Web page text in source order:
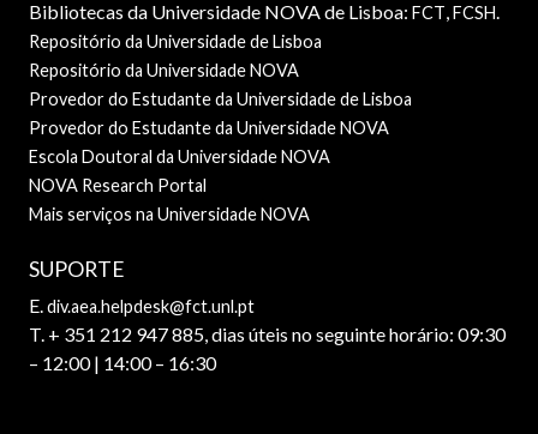
Bibliotecas da Universidade NOVA de Lisboa: FCT,FCSH.
Repositório da Universidade de Lisboa
Repositório da Universidade NOVA
Provedor do Estudante da Universidade de Lisboa
Provedor do Estudante da Universidade NOVA
Escola Doutoral da Universidade NOVA
NOVA Research Portal
Mais serviços na Universidade NOVA
SUPORTE
E.div.aea.helpdesk@fct.unl.pt
T. + 351 212 947 885, dias úteis no seguinte horário: 09:30
– 12:00 | 14:00 – 16:30